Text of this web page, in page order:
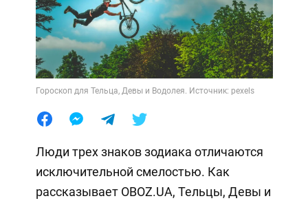
Гороскоп для Тельца, Девы и Водолея. Источник: pexels
Люди трех знаков зодиака отличаются
исключительной смелостью. Как
рассказывает OBOZ.UA, Тельцы, Девы и